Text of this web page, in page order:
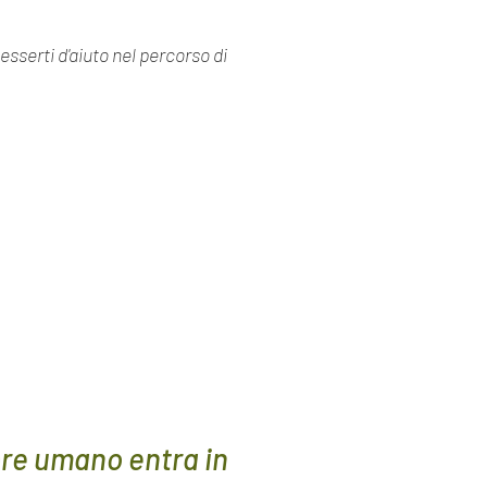
d'aiuto nel percorso di
umano entra in